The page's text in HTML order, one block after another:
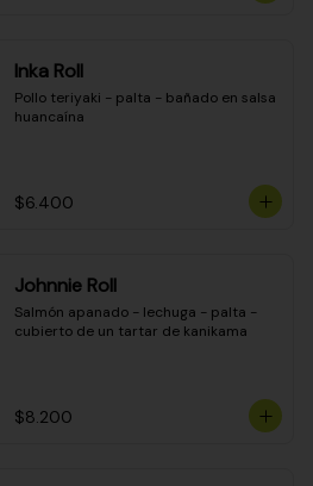
Inka Roll
Pollo teriyaki - palta - bañado en salsa
huancaína
$6.400
Johnnie Roll
Salmón apanado - lechuga - palta -
cubierto de un tartar de kanikama
$8.200